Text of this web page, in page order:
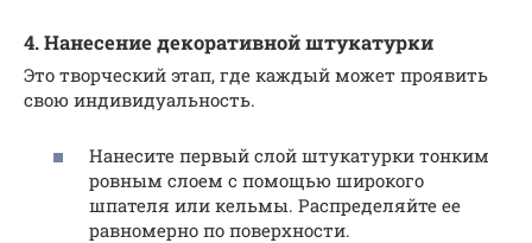
4. Нанесение декоративной штукатурки
Это творческий этап, где каждый может проявить
свою индивидуальность.
Нанесите первый слой штукатурки тонким
ровным слоем с помощью широкого
шпателя или кельмы. Распределяйте ее
равномерно по поверхности.